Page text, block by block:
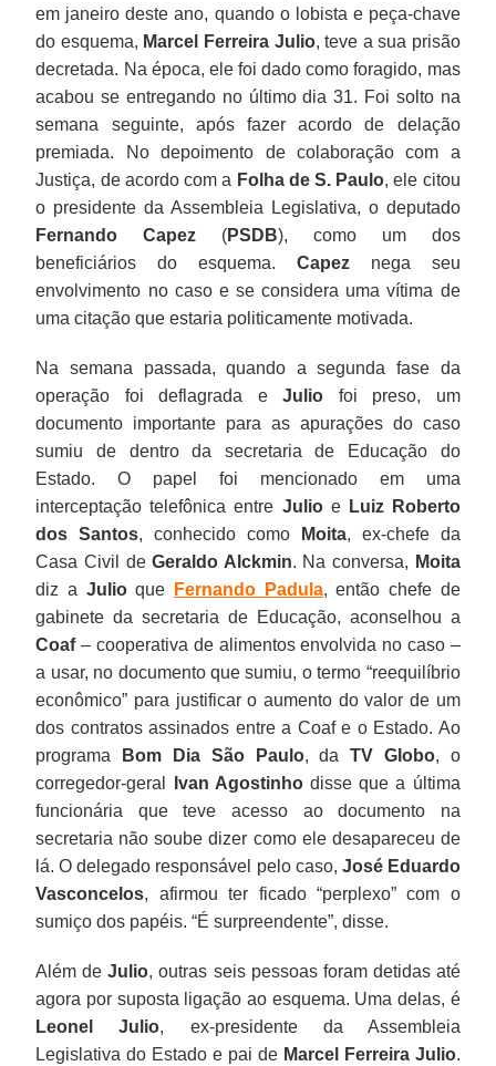
em janeiro deste ano, quando o lobista e peça-chave
do esquema, Marcel Ferreira Julio, teve a sua prisão
decretada. Na época, ele foi dado como foragido, mas
acabou se entregando no último dia 31. Foi solto na
semana seguinte, após fazer acordo de delação
premiada. No depoimento de colaboração com a
Justiça, de acordo com a Folha de S. Paulo, ele citou
o presidente da Assembleia Legislativa, o deputado
Fernando Capez (PSDB), como um dos
beneficiários do esquema. Capeznega seu
envolvimento no caso e se considera uma vítima de
uma citação que estaria politicamente motivada.
Na semana passada, quando a segunda fase da
operação foi deflagrada eJulio foi preso, um
documento importante para as apurações do caso
sumiu de dentro da secretaria de Educação do
Estado. O papel foi mencionado em uma
interceptação telefônica entre Julioe Luiz Roberto
dos Santos, conhecido como Moita, ex-chefe da
Casa Civil deGeraldo Alckmin. Na conversa, Moita
diz a Julioque Fernando Padula, então chefe de
gabinete da secretaria de Educação, aconselhou a
Coaf– cooperativa de alimentos envolvida no caso –
a usar, no documento que sumiu, o termo “reequilíbrio
econômico” para justificar o aumento do valor de um
dos contratos assinados entre a Coaf e o Estado. Ao
programa
Bom Dia São Paulo, daTV Globo, o
corregedor-geral
Ivan Agostinhodisse que a última
funcionária que teve acesso ao documento na
secretaria não soube dizer como ele desapareceu de
lá. O delegado responsável pelo caso, José Eduardo
Vasconcelos, afirmou ter ficado “perplexo” com o
sumiço dos papéis. “É surpreendente”, disse.
Além deJulio, outras seis pessoas foram detidas até
agora por suposta ligação ao esquema. Uma delas, é
Leonel Julio, ex-presidente da Assembleia
Legislativa do Estado e pai de Marcel Ferreira Julio.